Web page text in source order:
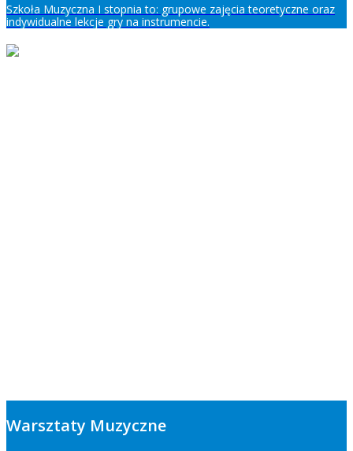
Szkoła Muzyczna I stopnia to: grupowe zajęcia teoretyczne oraz
indywidualne lekcje gry na instrumencie.
Warsztaty Muzyczne